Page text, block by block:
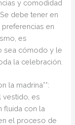
y comodidad
debe tener en
en
es
sea cómodo y le
la celebración.
la madrina**:
vestido, es
fluida con la
el proceso de